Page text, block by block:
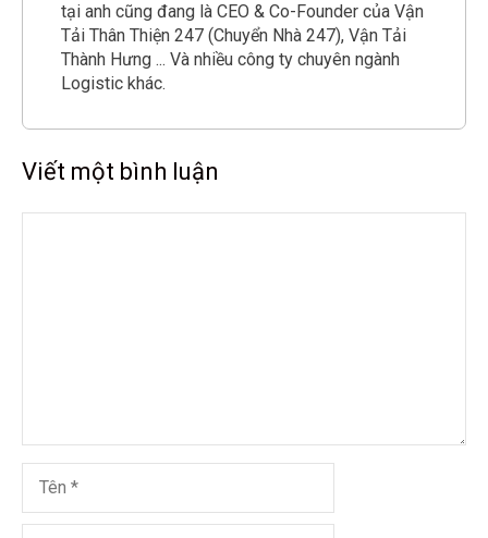
tại anh cũng đang là CEO & Co-Founder của Vận
Tải Thân Thiện 247 (Chuyển Nhà 247), Vận Tải
Thành Hưng ... Và nhiều công ty chuyên ngành
Logistic khác.
Viết một bình luận